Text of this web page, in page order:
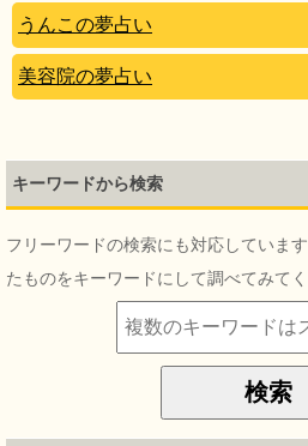
うんこの夢占い
美容院の夢占い
キーワードから検索
フリーワードの検索にも対応していま
たものをキーワードにして調べてみてく